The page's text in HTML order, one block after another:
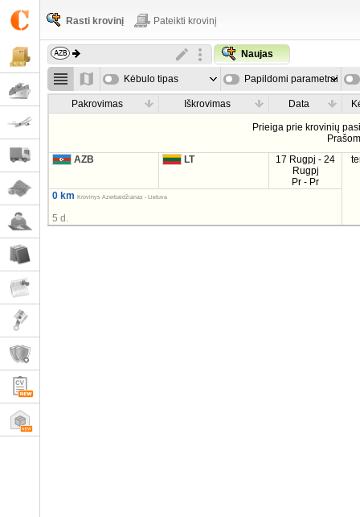
Rasti krovinį Pateikti krovinį
Naujas
Kėbulo tipas Papildomi parametrai
Pakrovimas Iškrovimas Data
Prieiga prie krovinių
AZB
LT
17 Rugpj - 24
Rugpj
Pr - Pr
0 km Krovinys Azerbaidžianas - Lietuva
5 d.